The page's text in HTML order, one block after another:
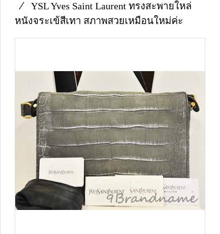
YSL Yves Saint Laurent ทรงสะพายใหล่
หนังจระเข้สีเทา สภาพสวยเหมือนใหม่ค่ะ